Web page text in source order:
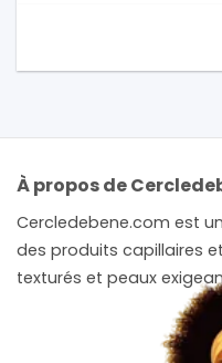
À propos de
Cercledebene.com est
des produits capillaires
texturés et peaux